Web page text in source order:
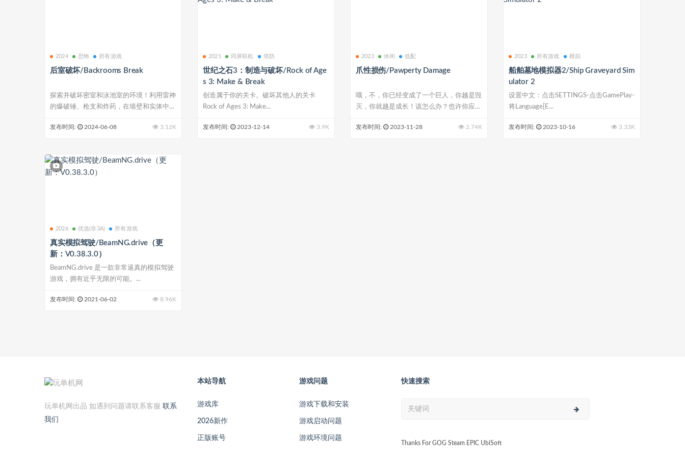
2024 恐怖 所有游戏
后室破坏/Backrooms Break
探索并破坏密室和泳池室的环境！利用雷神
的爆破锤、枪支和炸药，在墙壁和实体中
发布时间: 2024-06-08 3.12K
2021 同屏联机 塔防
世纪之石3：制造与破坏/Rock of Age
s 3: Make & Break
创造属于你的关卡。破坏其他人的关卡
Rock of Ages 3: Make...
发布时间: 2023-12-14 3.9K
2023 休闲 低配
爪性损伤/Pawperty Damage
哦，不，你已经变成了一个巨人，你越是毁
灭，你就越是成长！该怎么办？也许你应
发布时间: 2023-11-28 2.74K
2023 所有游戏 模拟
船舶墓地模拟器2/Ship Graveyard Sim
ulator 2
设置中文：点击SETTINGS-点击GamePlay-
将Language[E...
发布时间: 2023-10-16 3.33K
2026 优选(非3A) 所有游戏
真实模拟驾驶/BeamNG.drive（更
新：V0.38.3.0）
BeamNG.drive 是一款非常逼真的模拟驾驶
游戏，拥有近乎无限的可能。...
发布时间: 2021-06-02 8.96K
玩单机网出品 如遇到问题请联系客服 联系
我们
本站导航
游戏库
2026新作
正版账号
游戏问题
游戏下载和安装
游戏启动问题
游戏环境问题
快速搜索
Thanks For GOG Steam EPIC UbiSoft